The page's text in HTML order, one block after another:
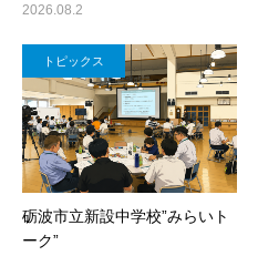
2026.08.2
トピックス
砺波市立新設中学校”みらいト
ーク”